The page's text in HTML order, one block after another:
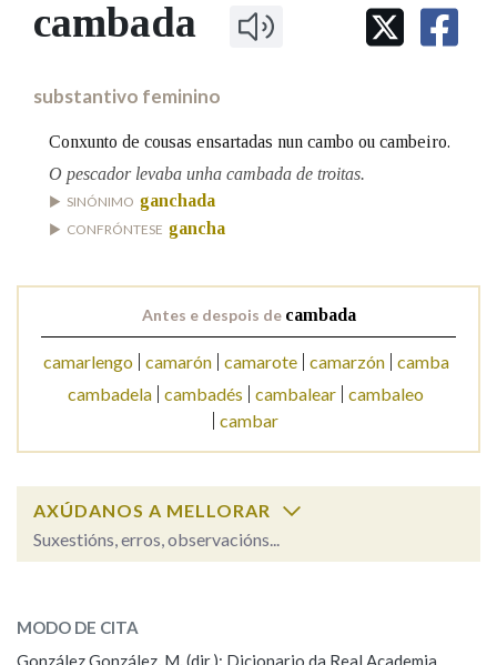
IDENTIDADE CORPORATIVA
MARCIAL DEL ADALID
FIGURAS HOMENAXEADAS
PRIMAVERA DAS LETRAS
PORTAL DAS PALABRAS
Facebook
TwitterYoutubeInstagram
Bluesky
BUSCAR NOS LEMAS
BUSCAR NO CONTIDO
Nas definicións
Na fraseoloxía
OUTRAS OPCIÓNS DE BUSCA
cambada
substantivo feminino
Conxunto de cousas ensartadas nun cambo ou cambeiro.
O pescador levaba unha cambada de troitas.
SINÓNIMO ganchada
CONFRÓNTESE gancha
Antes e despois de cambada
camarlengo camarón camarote camarzón
camba
cambadela cambadés cambalear cambaleo
cambar
AXÚDANOS A MELLORAR
Suxestións, erros, observacións...
ESCOLLE UNHA OPCIÓN:
MODO DE CITA
González González, M. (dir.): Dicionario da Real Academia